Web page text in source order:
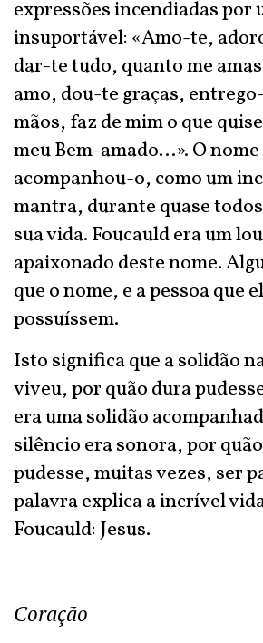
expressões incendiadas por
insuportável: «Amo-te,
dar-te tudo, quanto me
amo, dou-te graças,
mãos, faz de mim o que
meu Bem-amado...». O nome
acompanhou-o, como um
mantra, durante quase
sua vida. Foucauld era um
apaixonado deste nome.
que o nome, e a pessoa que
possuíssem.
Isto significa que a solidão
viveu, por quão dura
era uma solidão
silêncio era sonora, por
pudesse, muitas vezes, ser
palavra explica a incrível
Foucauld: Jesus.
Coração